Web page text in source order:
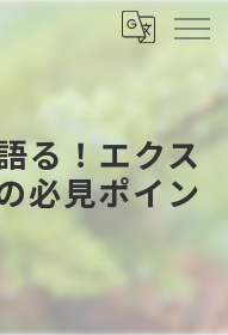
る！エクス
必見ポイン